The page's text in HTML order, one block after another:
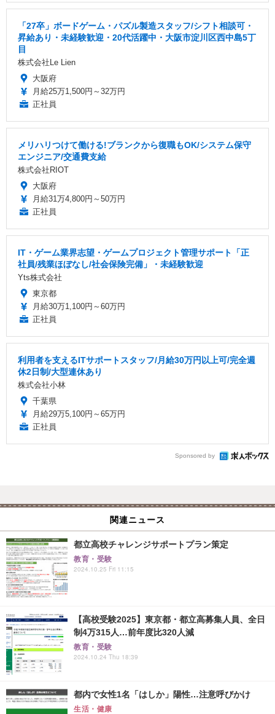
「27卒」ボードゲーム・パズル製造スタッフ/シフト相談可・
昇給あり・未経験歓迎・20代活躍中・大阪市淀川区西中島5丁
目
株式会社Le Lien
大阪府
月給25万1,500円～32万円
正社員
メリハリつけて働ける!ブランクから復職もOK/システム保守
エンジニア/交通費支給
株式会社RIOT
大阪府
月給31万4,800円～50万円
正社員
IT・ゲーム業界志望・ゲームプロジェクト管理サポート「正
社員/残業ほぼなし/社会保険完備」・未経験歓迎
Yts株式会社
東京都
月給30万1,100円～60万円
正社員
利用者を支えるITサポートスタッフ/月給30万円以上可/完全週
休2日制/大型連休あり
株式会社小林
千葉県
月給29万5,100円～65万円
正社員
Sponsored by
関連ニュース
都立高校チャレンジサポートプラン策定
教育・受験
2024.10.25 Fri 11:15
【高校受験2025】東京都・都立高募集人員、全日
制4万315人…前年度比320人減
教育・受験
2024.10.24 Thu 18:39
都内で女性1名「はしか」陽性…注意呼びかけ
生活・健康